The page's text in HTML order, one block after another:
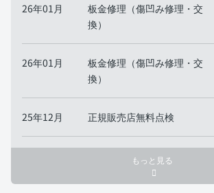
26年01月
板金修理（傷凹み修理・交
換）
26年01月
板金修理（傷凹み修理・交
換）
25年12月 正規販売店無料点検
もっと見る